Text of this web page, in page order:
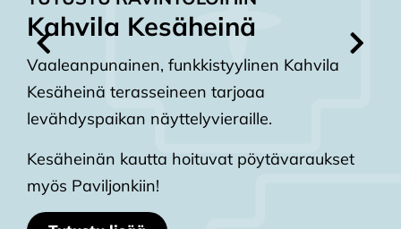
Kahvila Kesäheinä
Vaaleanpunainen, funkkistyylinen Kahvila
Kesäheinä terasseineen tarjoaa
levähdyspaikan näyttelyvieraille.
Kesäheinän kautta hoituvat pöytävaraukset
myös Paviljonkiin!